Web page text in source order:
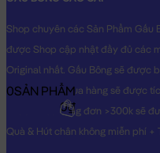
Shop chuyên các Sản Phẩm Gấu
được Shop cập nhật đầy đủ các
Original nhất. Gấu Bông sẽ được
hàng, Khách mua hàng sẽ được
Khách mua hàng đơn >300k sẽ
Quà & Hút chân không miễn phí
0SẢN PHẨM
0₫